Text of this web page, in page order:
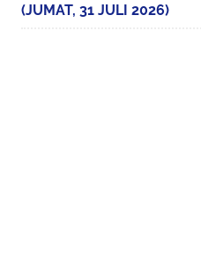
(JUMAT, 31 JULI 2026)